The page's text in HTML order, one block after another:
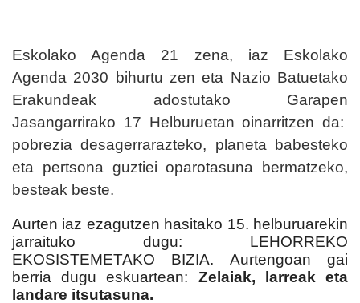
Eskolako Agenda 21 zena, iaz Eskolako
Agenda 2030 bihurtu zen eta Nazio Batuetako
Erakundeak adostutako Garapen
Jasangarrirako 17 Helburuetan oinarritzen da:
pobrezia desagerrarazteko, planeta babesteko
eta pertsona guztiei oparotasuna bermatzeko,
besteak beste.
Aurten iaz ezagutzen hasitako 15. helburuarekin
jarraituko dugu: LEHORREKO
EKOSISTEMETAKO BIZIA. Aurtengoan gai
berria dugu eskuartean: Zelaiak, larreak eta
landare itsutasuna.